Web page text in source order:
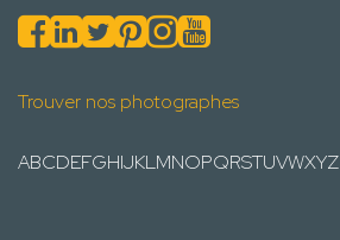
Trouver nos photographes
ABCDEFGHIJKLMNOPQRSTUVWXYZ